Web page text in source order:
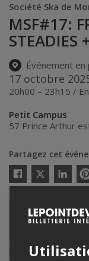
Société Ska de
MSF#17:
STEADIES
Événement en
17 octobre
20h00 – 23h15 /
Petit Campus
57 Prince Arthur
Partagez cet
Facebook
Twitter
Linkedin
Lepointdevente.com
Montréaldans le
pour ses